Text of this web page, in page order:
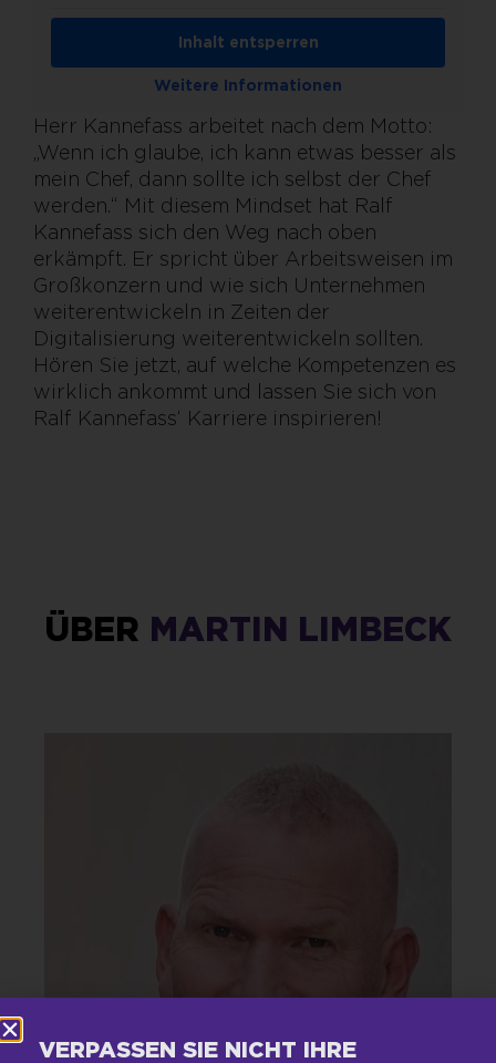
Inhalt entsperren
Weitere Informationen
Herr Kannefass arbeitet nach dem Motto:
„Wenn ich glaube, ich kann etwas besser als
mein Chef, dann sollte ich selbst der Chef
werden.“ Mit diesem Mindset hat Ralf
Kannefass sich den Weg nach oben
erkämpft. Er spricht über Arbeitsweisen im
Großkonzern und wie sich Unternehmen
weiterentwickeln in Zeiten der
Digitalisierung weiterentwickeln sollten.
Hören Sie jetzt, auf welche Kompetenzen es
wirklich ankommt und lassen Sie sich von
Ralf Kannefass‘ Karriere inspirieren!
ÜBER MARTIN LIMBECK
VERPASSEN SIE NICHT IHRE